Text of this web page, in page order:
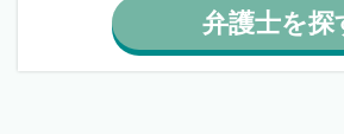
弁護士を探